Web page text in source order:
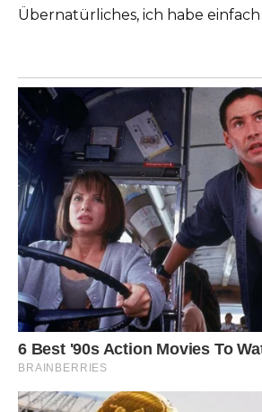
Übernatürliches, ich habe